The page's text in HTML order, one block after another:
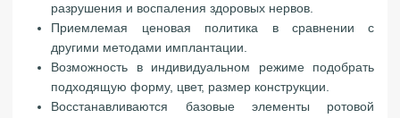
разрушения и воспаления здоровых нервов.
Приемлемая ценовая политика в сравнении с
другими методами имплантации.
Возможность в индивидуальном режиме подобрать
подходящую форму, цвет, размер конструкции.
Восстанавливаются базовые элементы ротовой